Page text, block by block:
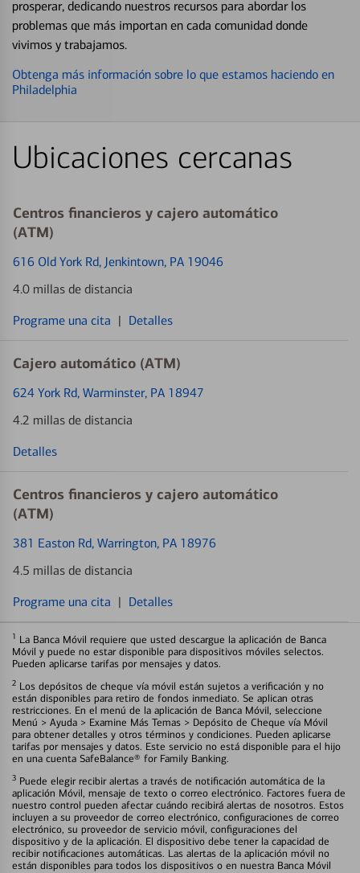
prosperar, dedicando nuestros recursos para abordar los
problemas que más importan en cada comunidad donde
vivimos y trabajamos.
Obtenga más información sobre lo que estamos haciendo en
Philadelphia
Ubicaciones cercanas
Centros financieros y cajero automático
(ATM)
616 Old York Rd, Jenkintown, PA 19046
4.0 millas de distancia
Programe una cita | Detalles
Cajero automático (ATM)
624 York Rd, Warminster, PA 18947
4.2 millas de distancia
Detalles
Centros financieros y cajero automático
(ATM)
381 Easton Rd, Warrington, PA 18976
4.5 millas de distancia
Programe una cita | Detalles
1 La Banca Móvil requiere que usted descargue la aplicación de Banca
Móvil y puede no estar disponible para dispositivos móviles selectos.
Pueden aplicarse tarifas por mensajes y datos.
2 Los depósitos de cheque vía móvil están sujetos a verificación y no
están disponibles para retiro de fondos inmediato. Se aplican otras
restricciones. En el menú de la aplicación de Banca Móvil, seleccione
Menú > Ayuda > Examine Más Temas > Depósito de Cheque vía Móvil
para obtener detalles y otros términos y condiciones. Pueden aplicarse
tarifas por mensajes y datos. Este servicio no está disponible para el hijo
en una cuenta SafeBalance® for Family Banking.
3 Puede elegir recibir alertas a través de notificación automática de la
aplicación Móvil, mensaje de texto o correo electrónico. Factores fuera de
nuestro control pueden afectar cuándo recibirá alertas de nosotros. Estos
incluyen a su proveedor de correo electrónico, configuraciones de correo
electrónico, su proveedor de servicio móvil, configuraciones del
dispositivo y de la aplicación. El dispositivo debe tener la capacidad de
recibir notificaciones automáticas. Las alertas de la aplicación móvil no
están disponibles para todos los dispositivos o en nuestra Banca Móvil